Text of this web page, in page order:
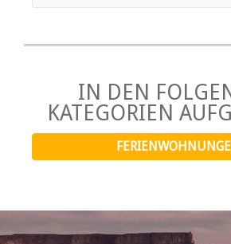
iron, and converters or voltage
IN DEN
KATEGORIEN